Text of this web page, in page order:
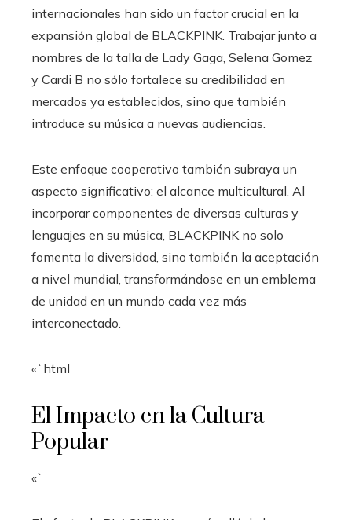
internacionales han sido un factor crucial en la
expansión global de BLACKPINK. Trabajar junto a
nombres de la talla de Lady Gaga, Selena Gomez
y Cardi B no sólo fortalece su credibilidad en
mercados ya establecidos, sino que también
introduce su música a nuevas audiencias.
Este enfoque cooperativo también subraya un
aspecto significativo: el alcance multicultural. Al
incorporar componentes de diversas culturas y
lenguajes en su música, BLACKPINK no solo
fomenta la diversidad, sino también la aceptación
a nivel mundial, transformándose en un emblema
de unidad en un mundo cada vez más
interconectado.
«`html
El Impacto en la Cultura
Popular
«`